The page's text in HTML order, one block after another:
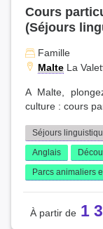
Cours
(Séjours
Famille
Malte La
A Malte,
culture : cours
Séjours
Anglais
Parcs animaliers
1